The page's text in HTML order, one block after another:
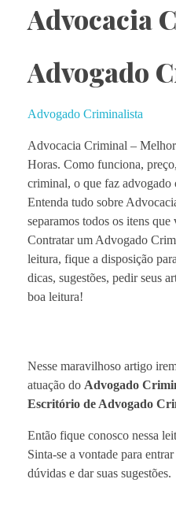
Advocacia
Advogado
Advogado Criminalista
Advocacia Criminal – Melhor
Horas. Como funciona,
criminal, o que faz advogado
Entenda tudo sobre
separamos todos os itens que
Contratar um Advogado
leitura, fique a disposição
dicas, sugestões, pedir seus
boa leitura!
Nesse maravilhoso artigo
atuação do Advogado
Escritório de Advogado
Então fique conosco nessa
Sinta-se a vontade para
dúvidas e dar suas sugestões.